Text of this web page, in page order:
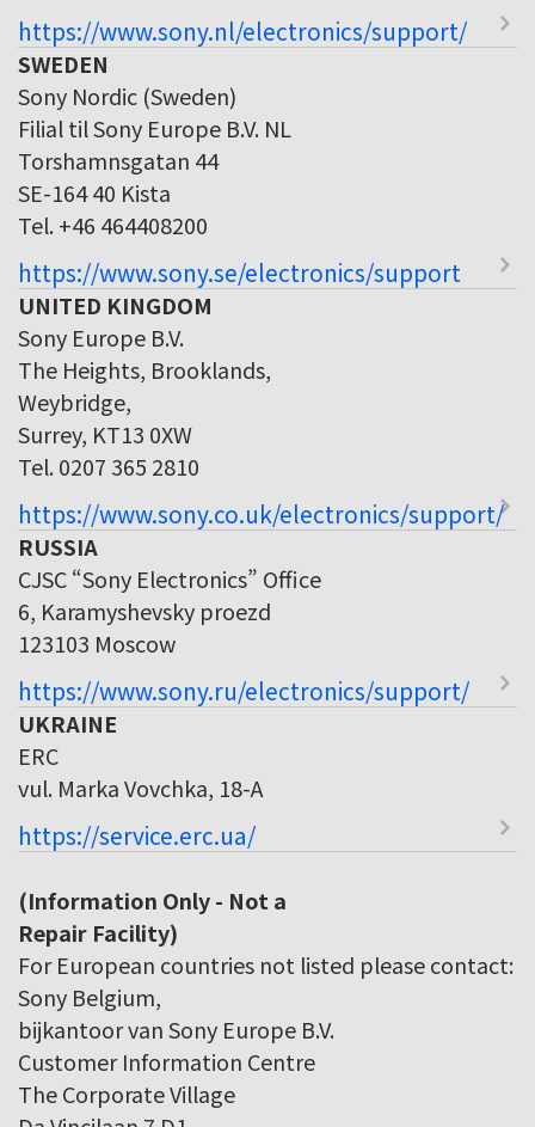
https://www.sony.nl/electronics/support/
SWEDEN
Sony Nordic (Sweden)
Filial til Sony Europe B.V. NL
Torshamnsgatan 44
SE-164 40 Kista
Tel. +46 464408200
https://www.sony.se/electronics/support
UNITED KINGDOM
Sony Europe B.V.
The Heights, Brooklands,
Weybridge,
Surrey, KT13 0XW
Tel. 0207 365 2810
https://www.sony.co.uk/electronics/support/
RUSSIA
CJSC “Sony Electronics” Office
6, Karamyshevsky proezd
123103 Moscow
https://www.sony.ru/electronics/support/
UKRAINE
ERC
vul. Marka Vovchka, 18-A
https://service.erc.ua/
(Information Only - Not a
Repair Facility)
For European countries not listed please contact:
Sony Belgium,
bijkantoor van Sony Europe B.V.
Customer Information Centre
The Corporate Village